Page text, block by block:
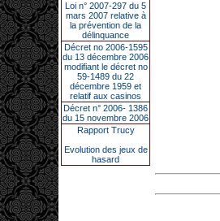
Loi n° 2007-297 du 5
mars 2007 relative à
la prévention de la
délinquance
Décret no 2006-1595
du 13 décembre 2006
modifiant le décret no
59-1489 du 22
décembre 1959 et
relatif aux casinos
Décret n° 2006- 1386
du 15 novembre 2006
Rapport Trucy
Evolution des jeux de
hasard